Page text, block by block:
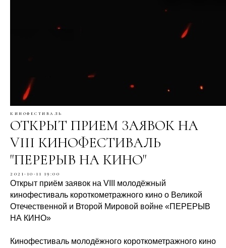
кинофестиваль
ОТКРЫТ ПРИЕМ ЗАЯВОК НА
VIII КИНОФЕСТИВАЛЬ
"ПЕРЕРЫВ НА КИНО"
2021-10-11 19:00
Открыт приём заявок на VIII молодёжный
кинофестиваль короткометражного кино о Великой
Отечественной и Второй Мировой войне «ПЕРЕРЫВ
НА КИНО»
Кинофестиваль молодёжного короткометражного кино